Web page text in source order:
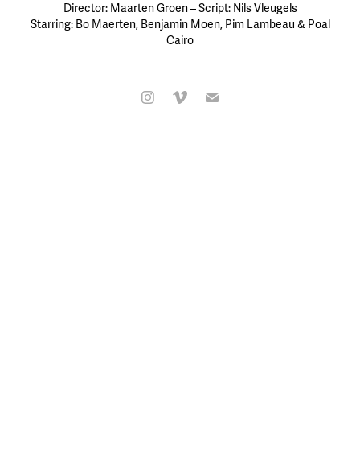
Director: Maarten Groen – Script: Nils Vleugels
Starring: Bo Maerten, Benjamin Moen, Pim Lambeau & Poal
Cairo